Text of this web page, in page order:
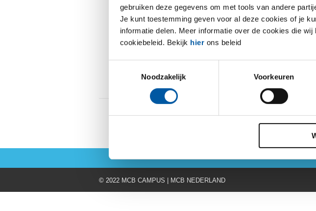
gebruiken deze gegevens om met tools van andere
Je kunt toestemming geven voor al deze cookies of je
informatie delen. Meer informatie over de cookies die
cookiebeleid. Bekijk hier ons beleid
Noodzakelijk
Voorkeuren
Materiaalkunde en
eigenschappen?
Standard
0
Binnen de materiaalkunde (maar dit geldt
© 2022 MCB CAMPUS | MCB NEDERLAND